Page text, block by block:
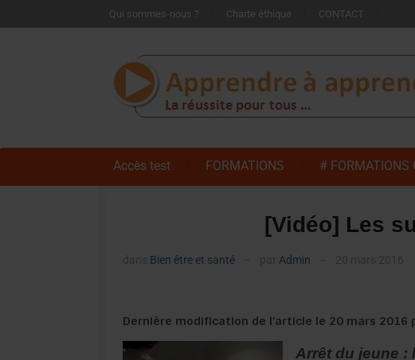
Qui sommes-nous ? Charte éthique CONTACT
Accès test FORMATIONS # FORMATIONS
[Vidéo] Les
Bien être et santé Admin
Dernière modification de l’article le 20 mars 2016
Arrêt du jeune :